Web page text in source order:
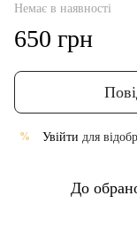
Немає в наявності
650 грн
% Увійти для
До